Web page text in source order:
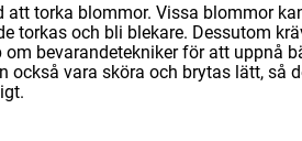
att torka blommor. Vissa blommor
torkas och bli blekare. Dessutom
bevarandetekniker för att uppnå
också vara sköra och brytas lätt, så